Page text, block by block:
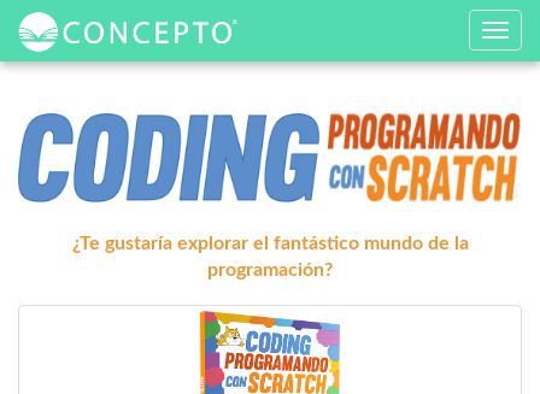
Toggle
¿Te gustaría explorar el fantástico mundo de la
programación?